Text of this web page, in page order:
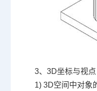
3、 3D坐标与视点
1) 3D空间中对象